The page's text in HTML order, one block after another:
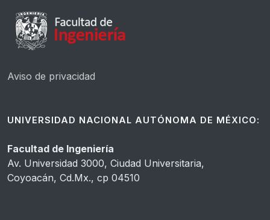
Aviso de privacidad
UNIVERSIDAD NACIONAL AUTÓNOMA DE MÉXICO:
Facultad de Ingeniería
Av. Universidad 3000, Ciudad Universitaria,
Coyoacán, Cd.Mx., cp 04510